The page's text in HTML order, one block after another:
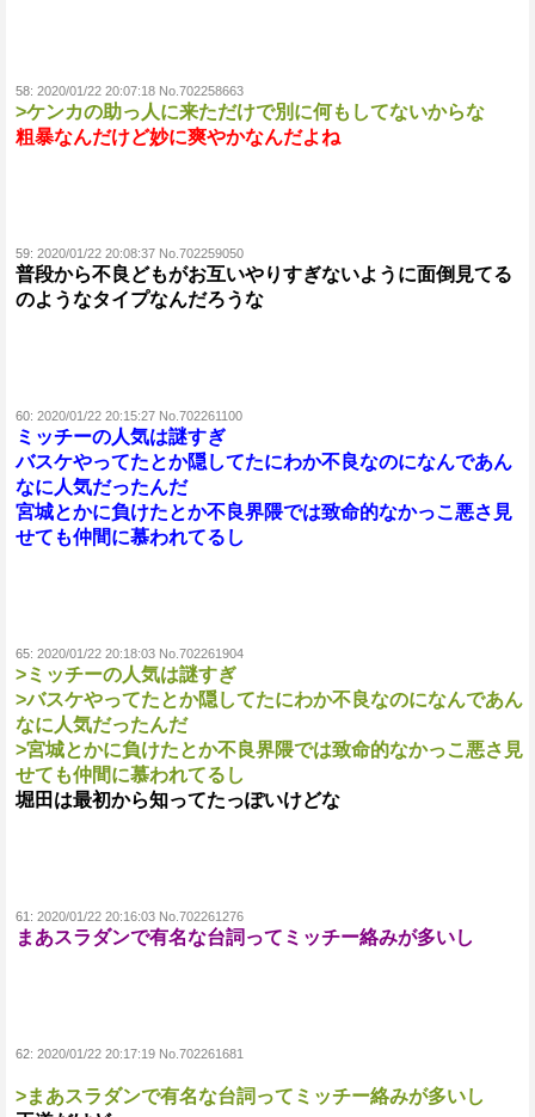
58: 2020/01/22 20:07:18 No.702258663
>ケンカの助っ人に来ただけで別に何もしてないからな
粗暴なんだけど妙に爽やかなんだよね
59: 2020/01/22 20:08:37 No.702259050
普段から不良どもがお互いやりすぎないように面倒見てる
のようなタイプなんだろうな
60: 2020/01/22 20:15:27 No.702261100
ミッチーの人気は謎すぎ
バスケやってたとか隠してたにわか不良なのになんであん
なに人気だったんだ
宮城とかに負けたとか不良界隈では致命的なかっこ悪さ見
せても仲間に慕われてるし
65: 2020/01/22 20:18:03 No.702261904
>ミッチーの人気は謎すぎ
>バスケやってたとか隠してたにわか不良なのになんであん
なに人気だったんだ
>宮城とかに負けたとか不良界隈では致命的なかっこ悪さ見
せても仲間に慕われてるし
堀田は最初から知ってたっぽいけどな
61: 2020/01/22 20:16:03 No.702261276
まあスラダンで有名な台詞ってミッチー絡みが多いし
62: 2020/01/22 20:17:19 No.702261681
>まあスラダンで有名な台詞ってミッチー絡みが多いし